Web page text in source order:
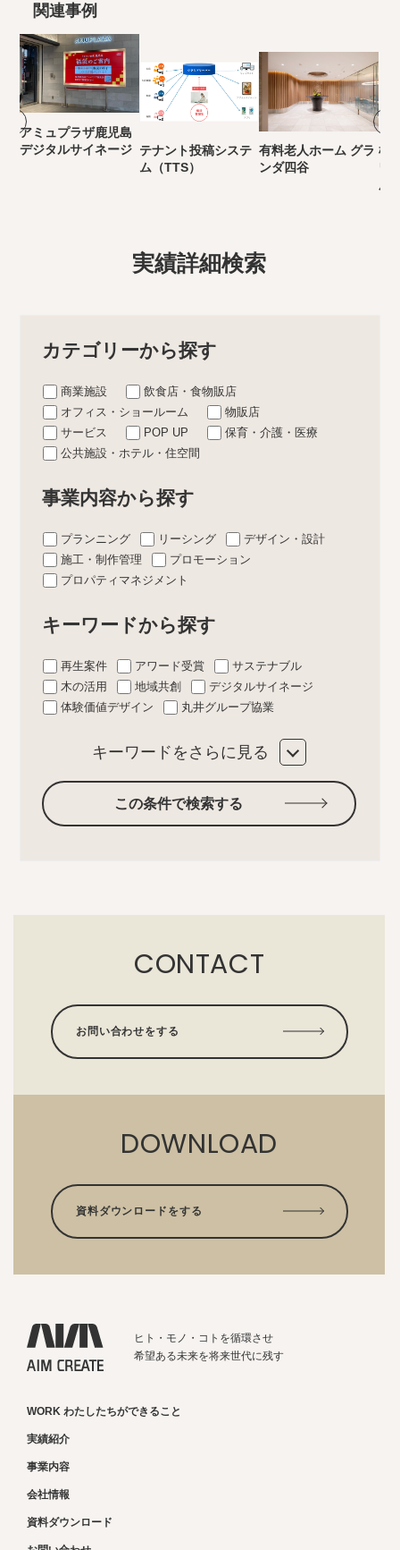
関連事例
アミュプラザ鹿児島
デジタルサイネージ テナント投稿システ
ム（TTS）
有料老人ホーム グラ
ンダ四谷
横
用
実績詳細検索
カテゴリーから探す
商業施設
飲食店・食物販店
オフィス・ショールーム
物販店
サービス
POP UP
保育・介護・医療
公共施設・ホテル・住空間
事業内容から探す
プランニング リーシング
デザイン・設計
施工・制作管理
プロモーション
プロパティマネジメント
キーワードから探す
再生案件 アワード受賞
サステナブル
木の活用
地域共創
デジタルサイネージ
体験価値デザイン
丸井グループ協業
キーワードをさらに見る
この条件で検索する
CONTACT
お問い合わせをする
DOWNLOAD
資料ダウンロードをする
ヒト・モノ・コトを循環させ
希望ある未来を将来世代に残す
WORK わたしたちができること
実績紹介
事業内容
会社情報
資料ダウンロード